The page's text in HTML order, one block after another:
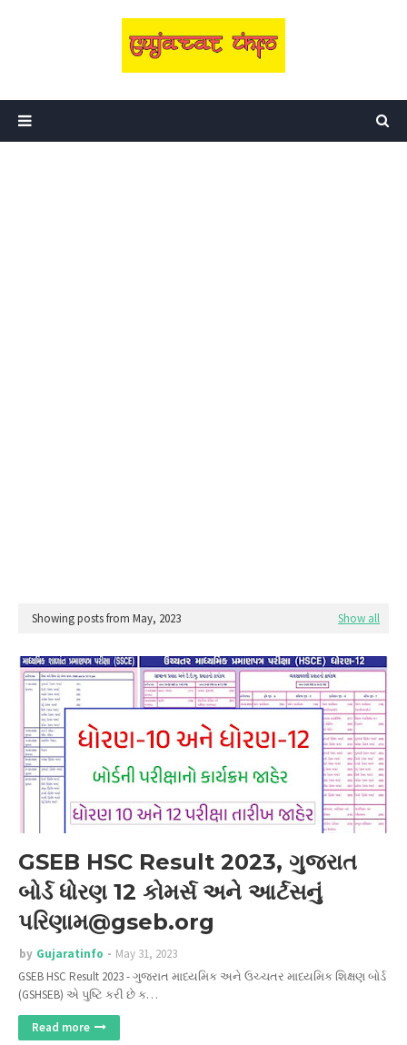
Showing posts from May, 2023 Show all
GSEB HSC Result 2023, ગુજરાત
બોર્ડ ધોરણ 12 કોમર્સ અને આર્ટસનું
પરિણામ@gseb.org
by Gujaratinfo
May 31, 2023
GSEB HSC Result 2023 - ગુજરાત માધ્યમિક અને ઉચ્ચતર માધ્યમિક શિક્ષણ બોર્ડ
(GSHSEB) એ પુષ્ટિ કરી છે ક…
Read more